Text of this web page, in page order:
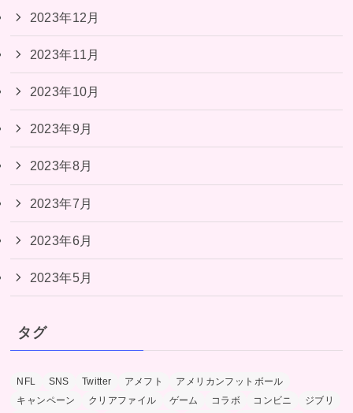
2023年12月
2023年11月
2023年10月
2023年9月
2023年8月
2023年7月
2023年6月
2023年5月
タグ
NFL SNS Twitter アメフト
アメリカンフットボール
キャンペーン
クリアファイル ゲーム コラボ コンビニ
ジブリ